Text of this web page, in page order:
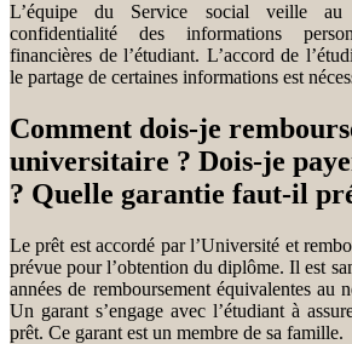
L’équipe du Service social veille
confidentialité des informations
financières de l’étudiant. L’accord de
le partage de certaines informations est
Comment dois-je
universitaire ? Dois-je
? Quelle garantie faut-il
Le prêt est accordé par l’Université et
prévue pour l’obtention du diplôme. Il est
années de remboursement équivalentes au
Un garant s’engage avec l’étudiant à
prêt. Ce garant est un membre de sa famille.